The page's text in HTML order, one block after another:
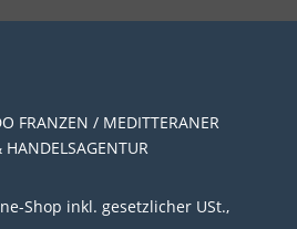
FRANZEN / MEDITTERANER
HANDELSAGENTUR
Shop inkl. gesetzlicher USt.,